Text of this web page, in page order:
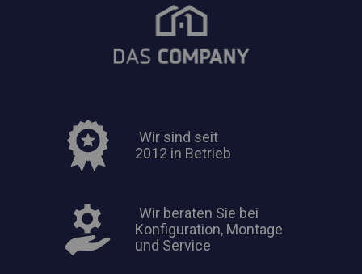
Wir sind seit
2012 in Betrieb
Wir beraten Sie bei
Konfiguration, Montage
und Service